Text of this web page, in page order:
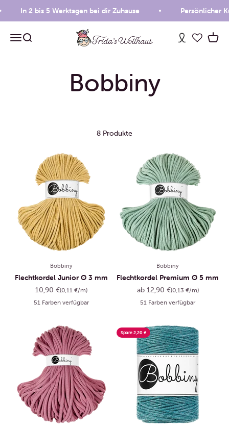
In 2 bis 5 Werktagen bei dir Zuhause Persönlicher
MenüSuche Frida's Wollhaus
8 Produkte
Bobbiny
Flechtkordel Junior Ø 3 mm
Angebot
10,90 €(0,11 €/m)
51 Farben verfügbar
Bobbiny
Flechtkordel Premium Ø 5 mm
Angebot
ab 12,90 €(0,13 €/m)
51 Farben verfügbar
Spare 2,20 €